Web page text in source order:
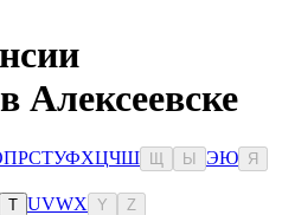
Алексеевске
ПРСТУФХЦЧШ Ы ЭЮ Я
T UVWX Y Z